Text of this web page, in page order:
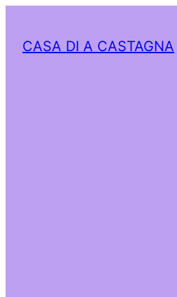
CASA DI A CASTAGNA